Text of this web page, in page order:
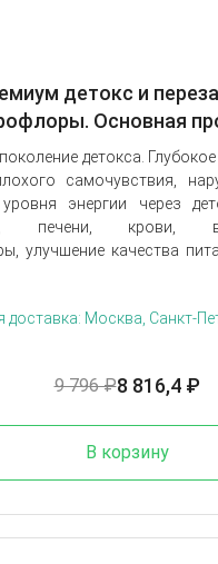
детокс и
Основная
детокса.
самочувствия,
энергии через
печени, крови,
улучшение качества
доставка: Москва, Санкт-
9 796 ₽8 816,4 ₽
В корзину